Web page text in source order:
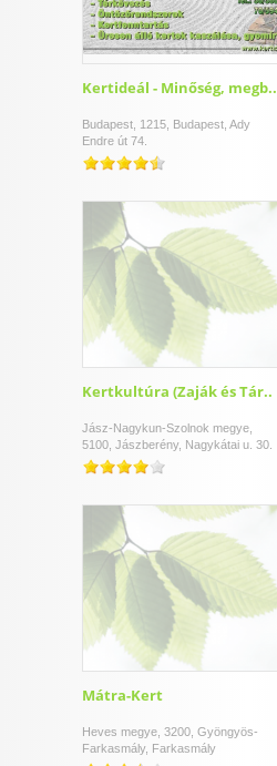
Kertideál - Minőség, megb..
Budapest, 1215, Budapest, Ady
Endre út 74.
Kertkultúra (Zaják és Tár..
Jász-Nagykun-Szolnok megye,
5100, Jászberény, Nagykátai u. 30.
Mátra-Kert
Heves megye, 3200, Gyöngyös-
Farkasmály, Farkasmály